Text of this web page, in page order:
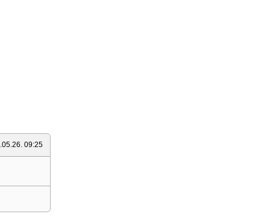
09:25